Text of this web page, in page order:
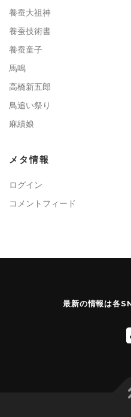
養蚕大祖神
養蚕技術書
養蚕童子
馬鳴
高橋新五郎
鳥追い祭り
麻績娘
メタ情報
ログイン
コメントフィード
最新の情報は各